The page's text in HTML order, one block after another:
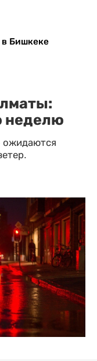
в Бишкеке
неделю
ожидаются